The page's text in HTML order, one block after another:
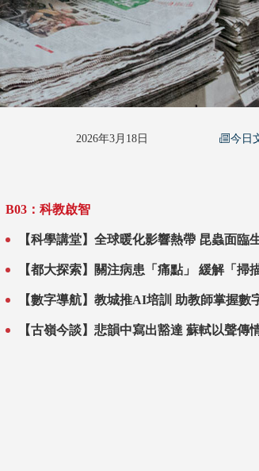
報 2026年3月18日 今日
B03：科教啟智
【科學講堂】全球暖化影響熱帶 昆蟲面臨
【都大探索】關注病患「痛點
【數字導航】教城推AI培訓 助
【古嶺今談】悲韻中寫出豁達 蘇軾以聲